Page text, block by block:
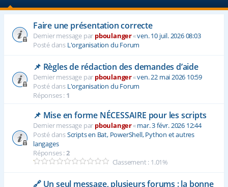
e
Faire une présentation correcte
Dernier message par pboulanger«ven. 10 juil. 2026 08:03
Posté dans L'organisation du Forum
📌 Règles de rédaction des demandes d’aide
Dernier message par pboulanger«ven. 22 mai 2026 10:59
Posté dans L'organisation du Forum
Réponses : 1
📌 Mise en forme NÉCESSAIRE pour les scripts
Dernier message par pboulanger«mar. 3 févr. 2026 12:44
Posté dansScripts en Bat, PowerShell, Python et autres
langages
Réponses :2
Classement : 1.01%
🔗 Un seul message, plusieurs forums : la bonne